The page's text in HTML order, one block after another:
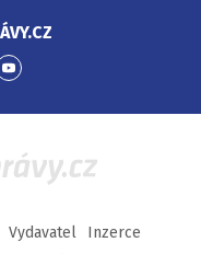
Přejít
YouTube
Vydavatel
Inzerce